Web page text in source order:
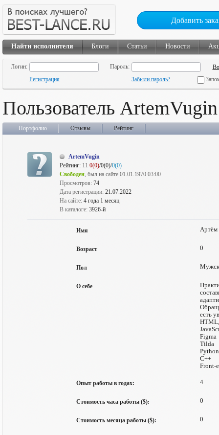
Добавить
Найти исполнителя Блоги Статьи Новости
Логин:
Пароль:
Регистрация
Забыли пароль?
Пользователь ArtemVugin
Портфолио Отзывы Рейтинг
ArtemVugin
Рейтинг: 11 0(0)/0(0)/0(0)
Свободен, был на сайте 01.01.1970 03:00
Просмотров: 74
Дата регистрации: 21.07.2022
На сайте: 4 года 1 месяц
В каталоге: 3926-й
Имя Артём
Возраст 0
Пол
О себе
есть
Figma
Tilda
Python
C++
Front-
Опыт работы в годах: 4
Стоимость часа работы ($): 0
Стоимость месяца работы ($): 0